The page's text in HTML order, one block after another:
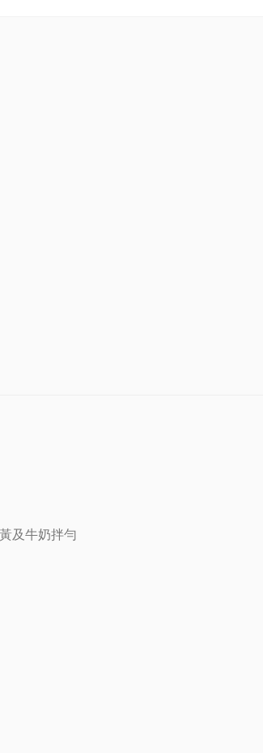
及牛奶拌勻